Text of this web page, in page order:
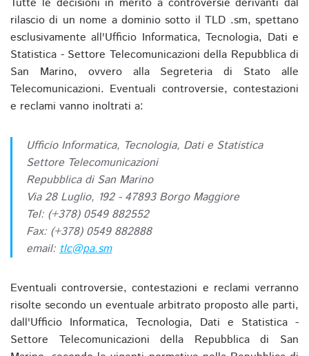
rilascio di un nome a dominio sotto il TLD .sm, spettano
esclusivamente all'Ufficio Informatica, Tecnologia, Dati e
Statistica - Settore Telecomunicazioni della Repubblica di
San Marino, ovvero alla Segreteria di Stato alle
Telecomunicazioni. Eventuali controversie, contestazioni
e reclami vanno inoltrati a:
Ufficio Informatica, Tecnologia, Dati e Statistica
Settore Telecomunicazioni
Repubblica di San Marino
Via 28 Luglio, 192 - 47893 Borgo Maggiore
Tel: (+378) 0549 882552
Fax: (+378) 0549 882888
email: tlc@pa.sm
Eventuali controversie, contestazioni e reclami verranno
risolte secondo un eventuale arbitrato proposto alle parti,
dall'Ufficio Informatica, Tecnologia, Dati e Statistica -
Settore Telecomunicazioni della Repubblica di San